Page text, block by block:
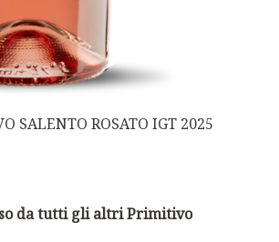
SALENTO ROSATO IGT 2025
da tutti gli altri Primitivo